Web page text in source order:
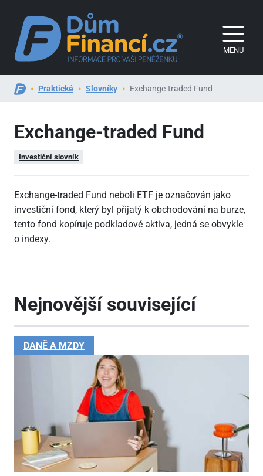
MENU
Praktické Slovníky Exchange-traded Fund
Exchange-traded Fund
Investiční slovník
Exchange-traded Fund neboli ETF je označován jako
investiční fond, který byl přijatý k obchodování na burze,
tento fond kopíruje podkladové aktiva, jedná se obvykle
o indexy.
Nejnovější související
DANĚ A MZDY